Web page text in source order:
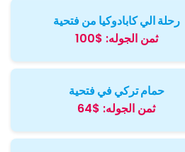
رحلة الي كابادوكيا من فتحية
ثمن الجوله: $100
حمام تركي في فتحية
ثمن الجوله: $64